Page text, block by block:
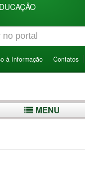
à Informação Contatos
MENU